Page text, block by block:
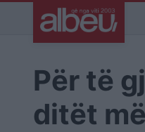
Për të
ditët